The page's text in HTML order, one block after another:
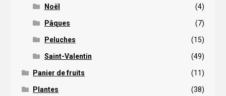
Noël (4)
Pâques (7)
Peluches (15)
Saint-Valentin (49)
Panier de fruits (11)
Plantes (38)